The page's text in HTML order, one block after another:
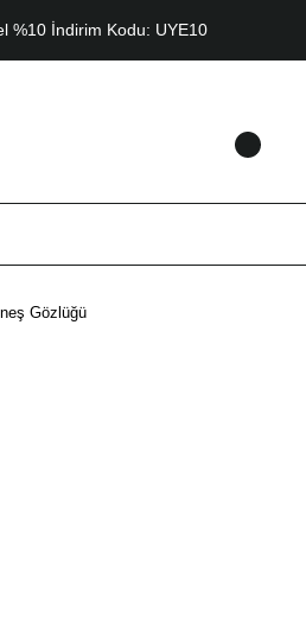
%10 İndirim Kodu: UYE10